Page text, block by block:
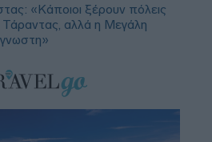
«Κάποιοι ξέρουν πόλεις
αλλά η Μεγάλη